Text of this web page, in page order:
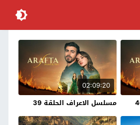
02:09:20
مسلسل الاعراف الحلقة 39